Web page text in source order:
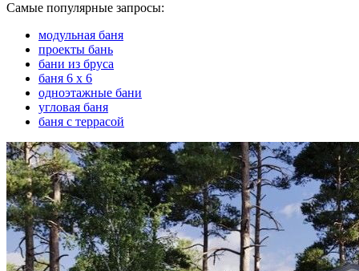
Самые популярные запросы:
модульная баня
проекты бань
бани из бруса
баня 6 х 6
одноэтажные бани
угловая баня
баня с террасой